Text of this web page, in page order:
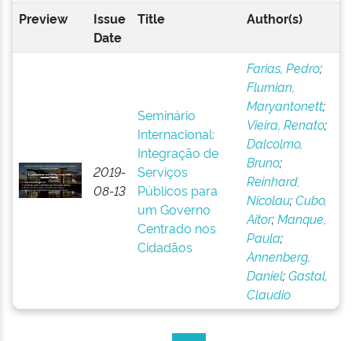
Preview
Issue
Date
Title Author(s)
2019-
08-13
Seminário
Internacional:
Integração de
Serviços
Públicos para
um Governo
Centrado nos
Cidadãos
Farias, Pedro;
Flumian,
Maryantonett;
Vieira, Renato;
Dalcolmo,
Bruno;
Reinhard,
Nicolau;Cubo,
Aitor;Manque,
Paula;
Annenberg,
Daniel;Gastal,
Claudio